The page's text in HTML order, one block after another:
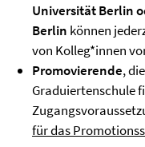
Universität Berlin
Berlin können
von Kolleg*innen
Promovierende,
Graduiertenschule
für das